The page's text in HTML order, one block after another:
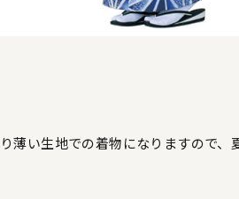
薄い生地での着物になりますので、